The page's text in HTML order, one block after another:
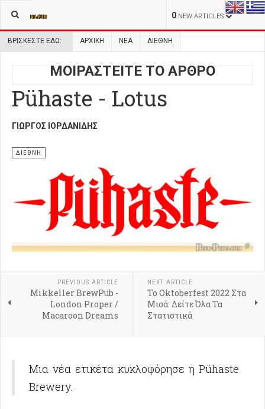
0 NEW ARTICLES
ΒΡΊΣΚΕΣΤΕ ΕΔΏ: ΑΡΧΙΚΉ ΝΕΑ ΔΙΕΘΝΗ
ΜΟΙΡΑΣΤΕΙΤΕ ΤΟ ΑΡΘΡΟ
Pühaste - Lotus
ΓΙΏΡΓΟΣ ΙΟΡΔΑΝΊΔΗΣ
ΔΙΕΘΝΗ
PREVIOUS ARTICLE
Mikkeller BrewPub -
London Proper /
Macaroon Dreams
NEXT ARTICLE
Το Oktoberfest 2022 Στα
Μισά: Δείτε Όλα Τα
Στατιστικά
Μια νέα ετικέτα κυκλοφόρησε η Pühaste
Brewery.